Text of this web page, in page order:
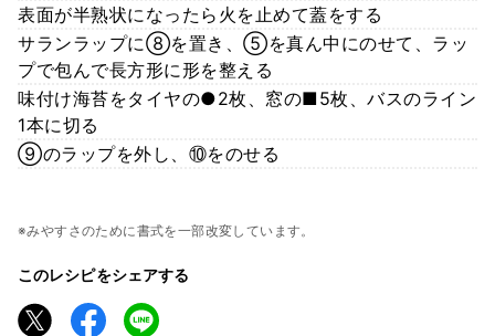
表面が半熟状になったら火を止めて蓋をする
サランラップに⑧を置き、⑤を真ん中にのせて、ラッ
プで包んで長方形に形を整える
味付け海苔をタイヤの●2枚、窓の■5枚、バスのライン
1本に切る
⑨のラップを外し、⑩をのせる
※みやすさのために書式を一部改変しています。
このレシピをシェアする